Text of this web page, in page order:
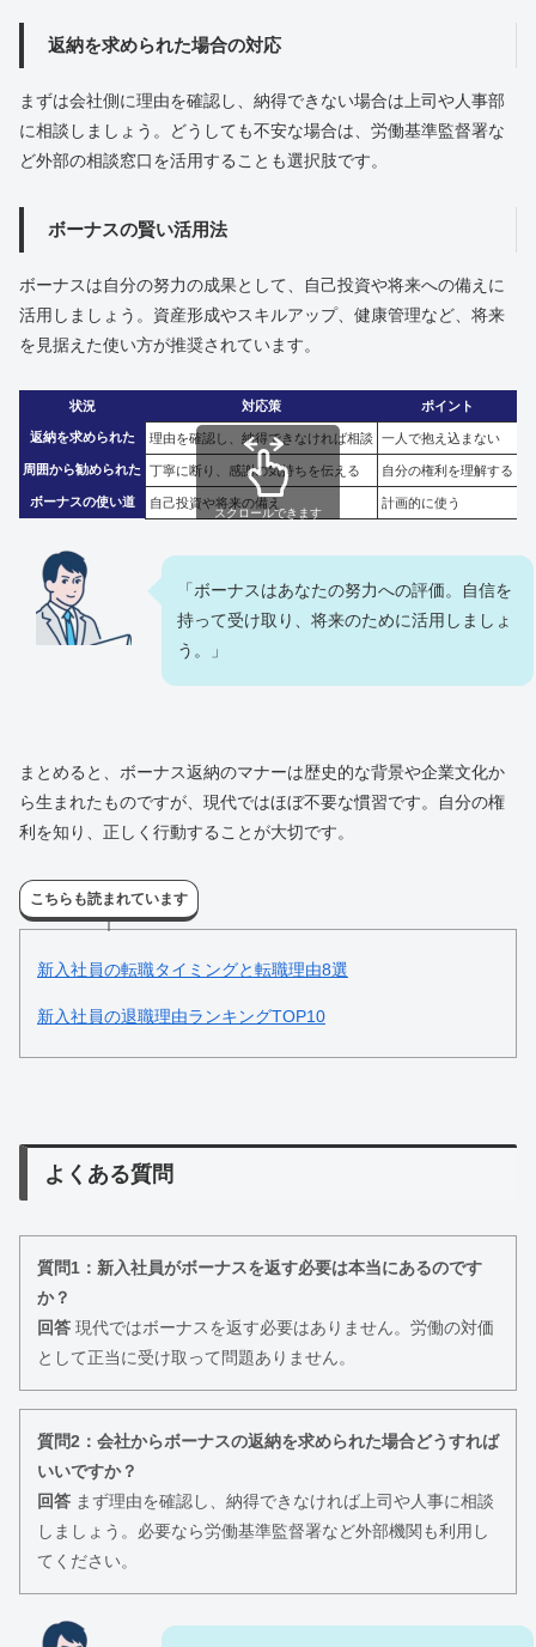
返納を求められた場合の対応
まずは会社側に理由を確認し、納得できない場合は上司や人事部
に相談しましょう。どうしても不安な場合は、労働基準監督署な
ど外部の相談窓口を活用することも選択肢です。
ボーナスの賢い活用法
ボーナスは自分の努力の成果として、自己投資や将来への備えに
活用しましょう。資産形成やスキルアップ、健康管理など、将来
を見据えた使い方が推奨されています。
状況 対応策 ポイント
返納を求められた 理由を確認し、納得できなければ相談 一人で抱え込まない
周囲から勧められた 丁寧に断り、感謝の気持ちを伝える 自分の権利を理解する
ボーナスの使い道 自己投資や将来の備え 計画的に使う
スクロールできます
「ボーナスはあなたの努力への評価。自信を
持って受け取り、将来のために活用しましょ
う。」
まとめると、ボーナス返納のマナーは歴史的な背景や企業文化か
ら生まれたものですが、現代ではほぼ不要な慣習です。自分の権
利を知り、正しく行動することが大切です。
こちらも読まれています
新入社員の転職タイミングと転職理由8選
新入社員の退職理由ランキングTOP10
よくある質問
質問1：新入社員がボーナスを返す必要は本当にあるのです
か？
回答 現代ではボーナスを返す必要はありません。労働の対価
として正当に受け取って問題ありません。
質問2：会社からボーナスの返納を求められた場合どうすれば
いいですか？
回答 まず理由を確認し、納得できなければ上司や人事に相談
しましょう。必要なら労働基準監督署など外部機関も利用し
てください。